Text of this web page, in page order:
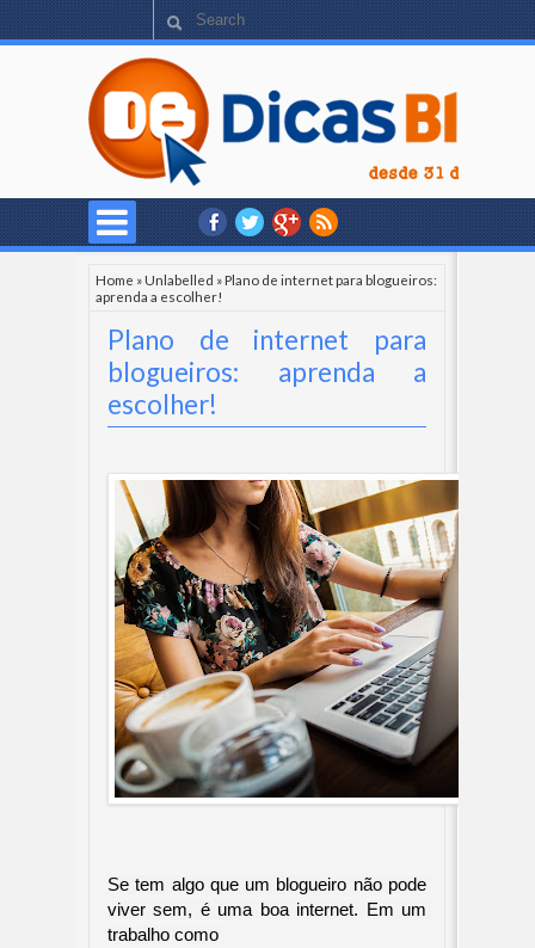
Home »Unlabelled »Plano de internet para blogueiros:
aprenda a escolher!
Plano de internet para
blogueiros: aprenda a
escolher!
Se tem algo que um blogueiro não pode
viver sem, é uma boa internet. Em um
trabalho como